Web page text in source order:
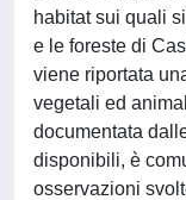
habitat sui quali
e le foreste di
viene riportata
vegetali ed
documentata
disponibili, è
osservazioni